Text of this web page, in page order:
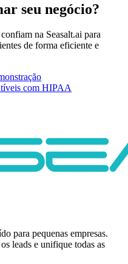
seu negócio?
na Seasalt.ai para
de forma eficiente e
com HIPAA
para pequenas empresas.
leads e unifique todas as